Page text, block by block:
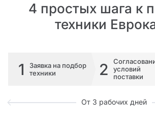
4 простых шага к
техники
1
Заявка на подбор
техники
2
условий
поставки
От 3 рабочих дней